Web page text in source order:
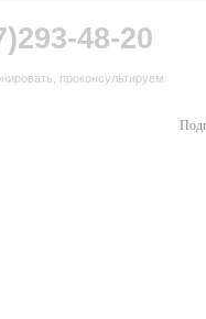
48-20
проконсультируем